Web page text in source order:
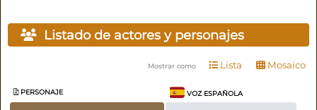
Listado de actores y personajes
Mostrar como Lista Mosaico
PERSONAJE VOZ ESPAÑOLA